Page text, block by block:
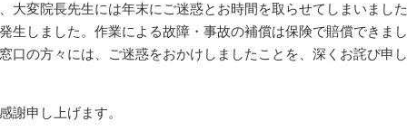
変院長先生には年末にご迷惑とお時間を取らせてしまいまし
しました。作業による故障・事故の補償は保険で賠償できまし
口の方々には、ご迷惑をおかけしましたことを、深くお詫び申
謝申し上げます。